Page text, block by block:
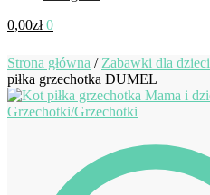
0,00zł 0
Strona główna / Zabawki dla dzieci
piłka grzechotka DUMEL